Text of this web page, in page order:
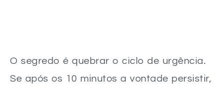
O segredo é quebrar o ciclo de urgência.
Se após os 10 minutos a vontade persistir,